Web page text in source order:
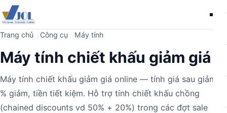
Trang chủ Công cụ Máy tính
Máy tính chiết khấu giảm giá
Máy tính chiết khấu giảm giá online — tính giá sau giảm,
% giảm, tiền tiết kiệm. Hỗ trợ tính chiết khấu chồng
(chained discounts vd 50% + 20%) trong các đợt sale